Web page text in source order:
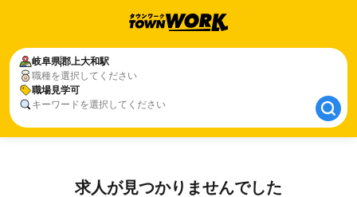
岐阜県郡上大和駅
職種を選択してください
職場見学可
キーワードを選択してください
岐阜県郡上大和駅
職場見学可
求人が見つかりませんでした